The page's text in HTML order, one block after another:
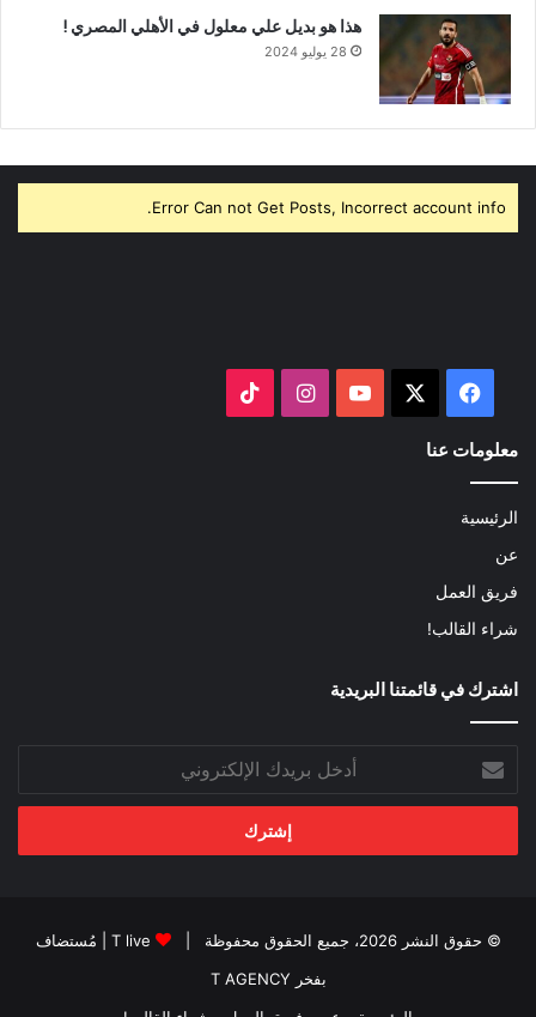
هذا هو بديل علي معلول في الأهلي المصري !
28 يوليو 2024
Error Can not Get Posts, Incorrect account info.
فيسبوك ‫YouTubeانستقرام
معلومات عنا
الرئيسية
عن
فريق العمل
شراء القالب!
اشترك في قائمتنا البريدية
بريدك
الإلكتروني
© حقوق النشر 2026، جميع الحقوق محفوظة | T live | مُستضاف
بفخر T AGENCY